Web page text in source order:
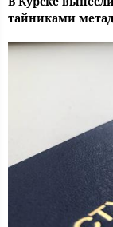
тайниками